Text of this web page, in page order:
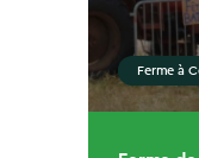
Ferme à